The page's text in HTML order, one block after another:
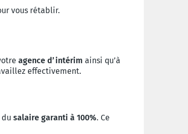
vous rétablir.
agence d’intérim ainsi qu’à
effectivement.
salaire garanti à 100%. Ce